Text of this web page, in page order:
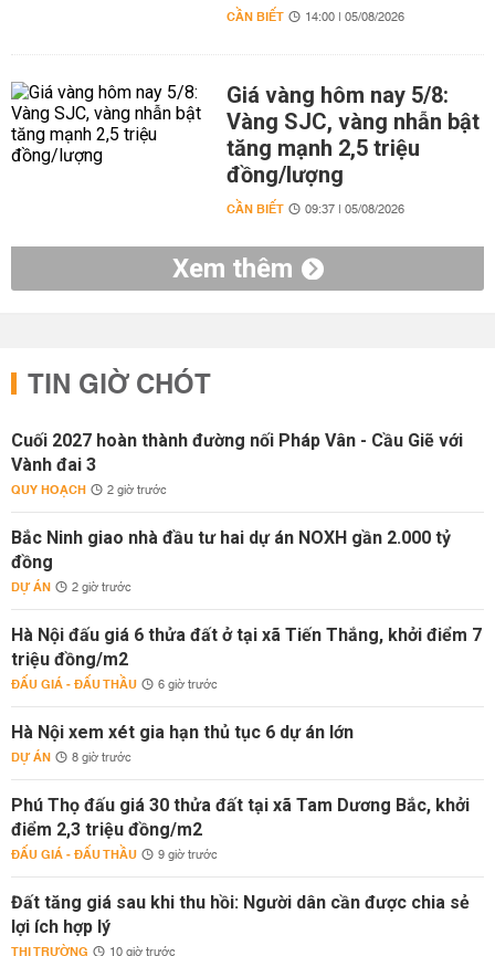
CẦN BIẾT 14:00 | 05/08/2026
Giá vàng hôm nay 5/8:
Vàng SJC, vàng nhẫn bật
tăng mạnh 2,5 triệu
đồng/lượng
CẦN BIẾT 09:37 | 05/08/2026
Xem thêm
TIN GIỜ CHÓT
Cuối 2027 hoàn thành đường nối Pháp Vân - Cầu Giẽ với
Vành đai 3
QUY HOẠCH 2 giờ trước
Bắc Ninh giao nhà đầu tư hai dự án NOXH gần 2.000 tỷ
đồng
DỰ ÁN 2 giờ trước
Hà Nội đấu giá 6 thửa đất ở tại xã Tiến Thắng, khởi điểm 7
triệu đồng/m2
ĐẤU GIÁ - ĐẤU THẦU 6 giờ trước
Hà Nội xem xét gia hạn thủ tục 6 dự án lớn
DỰ ÁN 8 giờ trước
Phú Thọ đấu giá 30 thửa đất tại xã Tam Dương Bắc, khởi
điểm 2,3 triệu đồng/m2
ĐẤU GIÁ - ĐẤU THẦU 9 giờ trước
Đất tăng giá sau khi thu hồi: Người dân cần được chia sẻ
lợi ích hợp lý